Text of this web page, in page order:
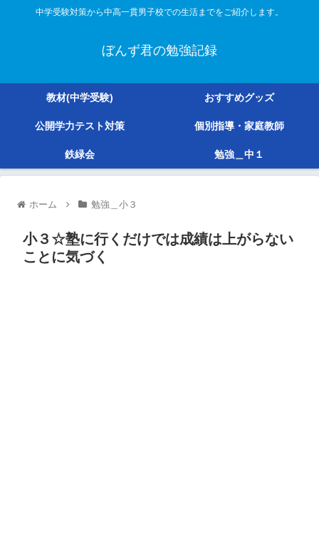
中学受験対策から中高一貫男子校での生活までをご紹介します。
ぼんず君の勉強記録
教材(中学受験) おすすめグッズ
公開学力テスト対策 個別指導・家庭教師
鉄緑会 勉強＿中１
ホーム 勉強＿小３
小３☆塾に行くだけでは成績は上がらない
ことに気づく